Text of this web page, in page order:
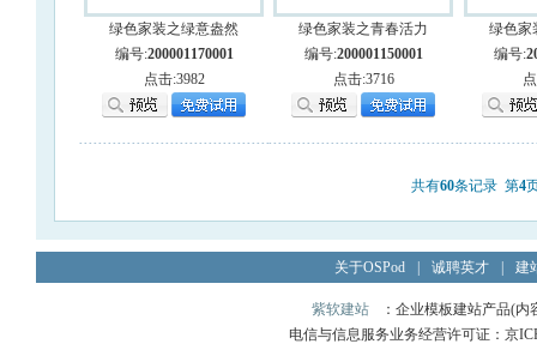
绿色家装之绿意盎然
编号:200001170001
点击:3982
绿色家装之青春活力
编号:200001150001
点击:3716
绿色家
编号:
共有60条记录 第4
关于OSPod 诚聘英才 建
紫软建站
：企业模板建站产品(
电信与信息服务业务经营许可证：京